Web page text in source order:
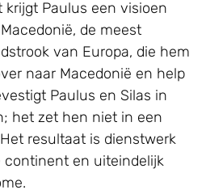
krijgt Paulus een visioen
de meest
van Europa, die hem
naar Macedonië en help
Paulus en Silas in
het zet hen niet in een
resultaat is dienstwerk
continent en uiteindelijk